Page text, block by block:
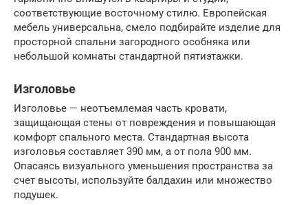
соответствующие восточному стилю. Европейская
мебель универсальна, смело подбирайте изделие для
просторной спальни загородного особняка или
небольшой комнаты стандартной пятиэтажки.
Изголовье
Изголовье — неотъемлемая часть кровати,
защищающая стены от повреждения и повышающая
комфорт спального места. Стандартная высота
изголовья составляет 390 мм, а от пола 900 мм.
Опасаясь визуального уменьшения пространства за
счет высоты, используйте балдахин или множество
подушек.